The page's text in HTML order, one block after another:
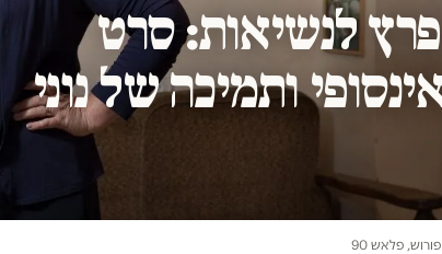
לנשיאות: סרט
ותמיכה של נוני
פלאש 90